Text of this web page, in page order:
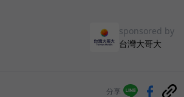
sponsored by
台灣大哥大
分享